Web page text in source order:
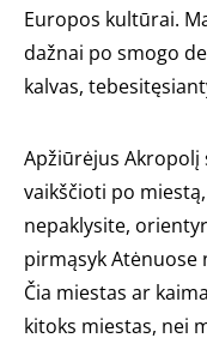
Europos kultūrai.
dažnai po smogo
kalvas,
Apžiūrėjus
vaikščioti po
nepaklysite,
pirmąsyk Atėnuose
Čia miestas ar
kitoks miestas, nei